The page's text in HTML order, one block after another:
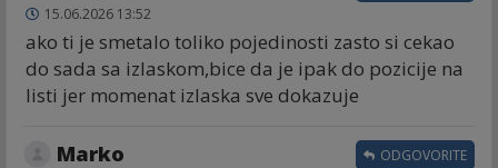
15.06.2026 13:52
ako ti je smetalo toliko pojedinosti zasto si cekao
do sada sa izlaskom,bice da je ipak do pozicije na
listi jer momenat izlaska sve dokazuje
Marko ODGOVORITE